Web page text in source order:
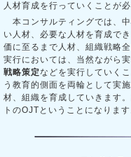
人材育成を行っていくことが必
本コンサルティングでは、
い人材、必要な人材を育成で
価に至るまで人材、組織戦略
実行においては、当然ながら
戦略策定などを実行していく
う教育的側面を両輪として実
材、組織を育成していきます
トのOJTということになります